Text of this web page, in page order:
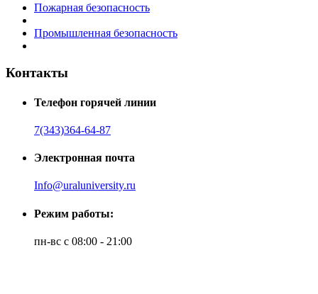
Пожарная безопасность
Промышленная безопасность
Контакты
Телефон горячей линии
7(343)364-64-87
Электронная почта
Info@uraluniversity.ru
Режим работы:
пн-вс с 08:00 - 21:00